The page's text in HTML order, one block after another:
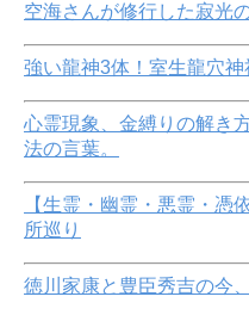
空海さんが修行した寂光
強い龍神3体！室生龍穴
心霊現象、金縛りの解き
法の言葉。
【生霊・幽霊・悪霊・憑
所巡り
徳川家康と豊臣秀吉の今